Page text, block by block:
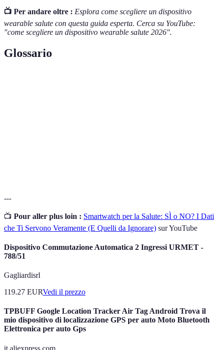
📺 Per andare oltre : Esplora come scegliere un dispositivo
wearable salute con questa guida esperta. Cerca su YouTube:
"come scegliere un dispositivo wearable salute 2026".
Glossario
---
📺 Pour aller plus loin : Smartwatch per la Salute: SÌ o NO? I Dati
che Ti Servono Veramente (E Quelli da Ignorare) sur YouTube
Dispositivo Commutazione Automatica 2 Ingressi URMET -
788/51
Gagliardisrl
119.27 EURVedi il prezzo
TPBUFF Google Location Tracker Air Tag Android Trova il
mio dispositivo di localizzazione GPS per auto Moto Bluetooth
Elettronica per auto Gps
it.aliexpress.com